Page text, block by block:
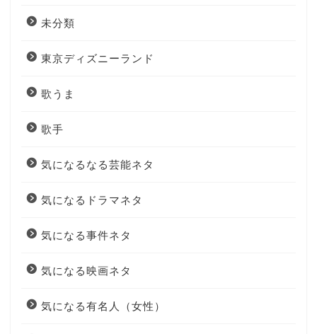
未分類
東京ディズニーランド
歌うま
歌手
気になるなる芸能ネタ
気になるドラマネタ
気になる事件ネタ
気になる映画ネタ
気になる有名人（女性）